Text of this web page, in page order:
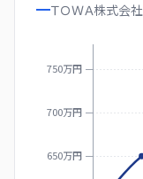
ＴＯＷＡ株式会社
650万円
700万円
750万円